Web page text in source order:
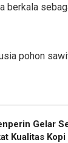
berkala
pohon
Gelar
Kualitas